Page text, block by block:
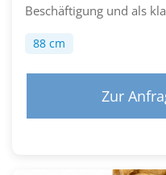
Beschäftigung und als
88 cm
Zur